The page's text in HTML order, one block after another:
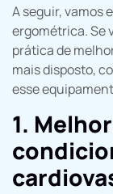
A seguir, vamos
ergométrica. Se
prática de
mais disposto,
esse
1.